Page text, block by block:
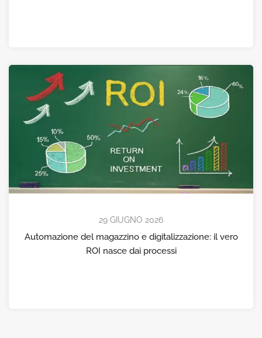
29 GIUGNO 2026
Automazione del magazzino e digitalizzazione: il vero
ROI nasce dai processi